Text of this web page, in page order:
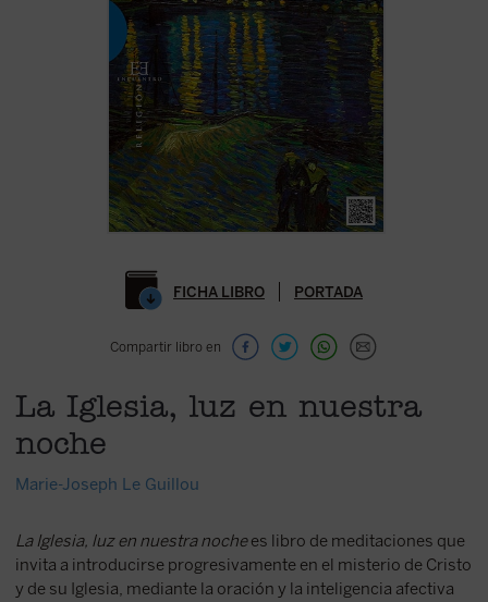
FICHA LIBRO PORTADA
Compartir libro en
La Iglesia, luz en nuestra
noche
Marie-Joseph Le Guillou
La Iglesia, luz en nuestra nochees libro de meditaciones que
invita a introducirse progresivamente en el misterio de Cristo
y de su Iglesia, mediante la oración y la inteligencia afectiva